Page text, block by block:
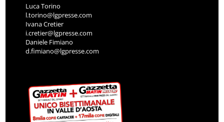
Luca Torino
l.torino@lgpresse.com
Ivana Cretier
i.cretier@lgpresse.com
Daniele Fimiano
d.fimiano@lgpresse.com